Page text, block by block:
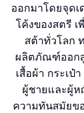
ออกมาโดยจุดเ
โค้งของสตรี
สต้าทั่วโลก
ผลิตภัณฑ์ออกสู่
เสื้อผ้า กระเป๋
ผู้ชายและผู้ห
ความทันสมัยข